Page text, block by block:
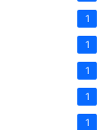
1
1
1
1
1